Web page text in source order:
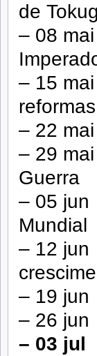
de
– 08
– 15
reformas
– 22
– 29
Guerra
– 05 jun
Mundial
– 12 jun
– 19 jun
– 26 jun
– 03 jul